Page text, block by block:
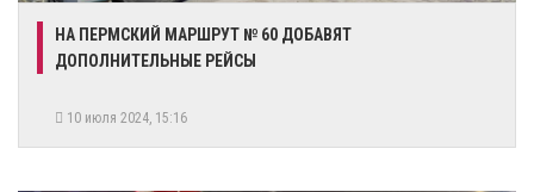
НА ПЕРМСКИЙ МАРШРУТ № 60 ДОБАВЯТ
ДОПОЛНИТЕЛЬНЫЕ РЕЙСЫ
10 июля 2024, 15:16